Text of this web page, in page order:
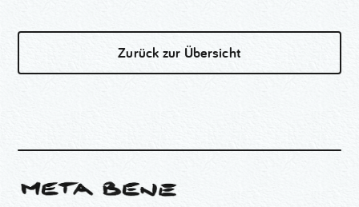
Zurück zur Übersicht